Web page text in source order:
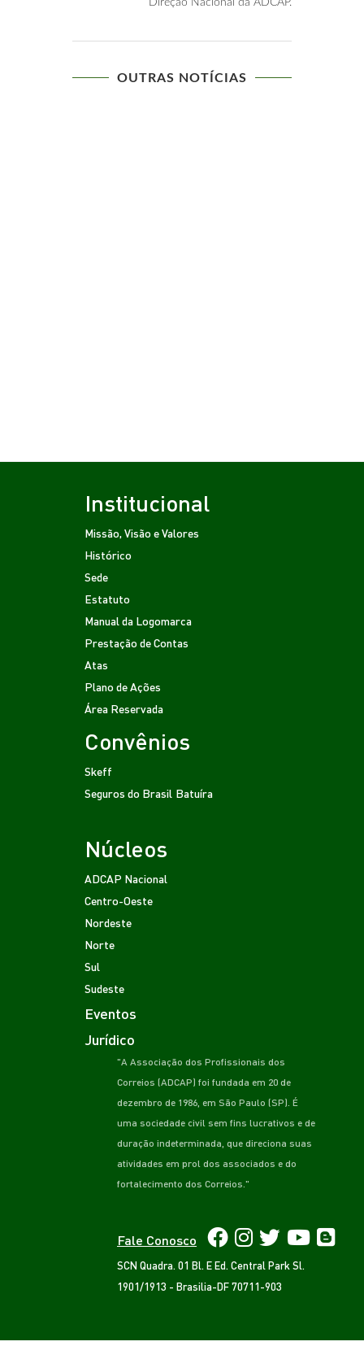
OUTRAS NOTÍCIAS
Institucional
Missão, Visão e Valores
Histórico
Sede
Estatuto
Manual da Logomarca
Prestação de Contas
Atas
Plano de Ações
Área Reservada
Convênios
Skeff
Seguros do Brasil Batuíra
Núcleos
ADCAP Nacional
Centro-Oeste
Nordeste
Norte
Sul
Sudeste
Eventos
Jurídico
"A Associação dos Profissionais dos
Correios (ADCAP) foi fundada em 20 de
dezembro de 1986, em São Paulo (SP). É
uma sociedade civil sem fins lucrativos e de
duração indeterminada, que direciona suas
atividades em prol dos associados e do
fortalecimento dos Correios."
Fale Conosco
SCN Quadra. 01 Bl. E Ed. Central Park Sl.
1901/1913 - Brasilia-DF 70711-903